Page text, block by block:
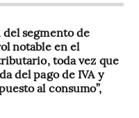
segmento de
notable en el
toda vez que
del pago de IVA y
al consumo”,